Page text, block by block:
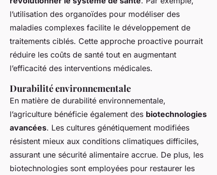
l’utilisation des organoïdes pour modéliser des
maladies complexes facilite le développement de
traitements ciblés. Cette approche proactive pourrait
réduire les coûts de santé tout en augmentant
l’efficacité des interventions médicales.
Durabilité environnementale
En matière de durabilité environnementale,
l’agriculture bénéficie également des biotechnologies
avancées. Les cultures génétiquement modifiées
résistent mieux aux conditions climatiques difficiles,
assurant une sécurité alimentaire accrue. De plus, les
biotechnologies sont employées pour restaurer les